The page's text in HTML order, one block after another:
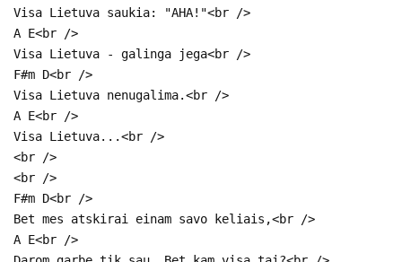
Visa Lietuva saukia: "AHA!"<br />
A E<br />
Visa Lietuva - galinga jega<br />
F#m D<br />
Visa Lietuva nenugalima.<br />
A E<br />
Visa Lietuva...<br />
<br />
<br />
F#m D<br />
Bet mes atskirai einam savo keliais,<br />
A E<br />